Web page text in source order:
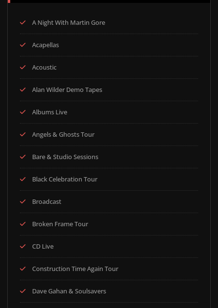
A Night With Martin Gore
Acapellas
Acoustic
Alan Wilder Demo Tapes
Albums Live
Angels & Ghosts Tour
Bare & Studio Sessions
Black Celebration Tour
Broadcast
Broken Frame Tour
CD Live
Construction Time Again Tour
Dave Gahan & Soulsavers